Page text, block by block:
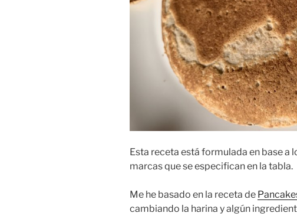
Esta receta está formulada en base a
marcas que se especifican en la tabla.
Me he basado en la receta de
cambiando la harina y algún